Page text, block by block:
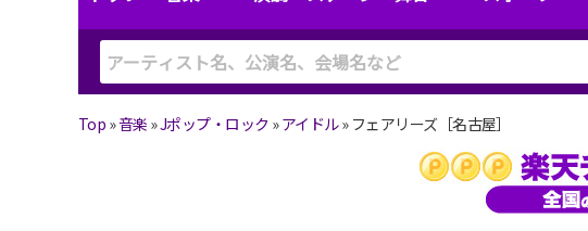
Top »音楽 »Jポップ・ロック »アイドル» フェアリーズ［名古屋］